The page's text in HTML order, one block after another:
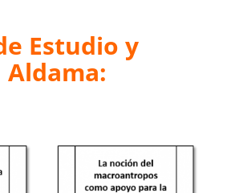
Estudio y